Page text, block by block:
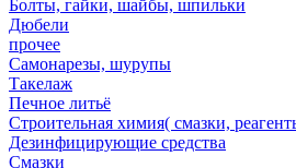
Болты, гайки, шайбы, шпильки
Дюбели
прочее
Самонарезы, шурупы
Такелаж
Печное литьё
Строительная химия( смазки,
Дезинфицирующие средства
Смазки